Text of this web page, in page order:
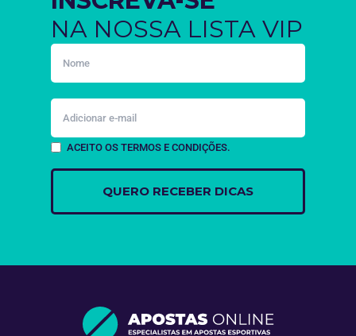
NA NOSSA LISTA VIP
ACEITO OS TERMOS E CONDIÇÕES.